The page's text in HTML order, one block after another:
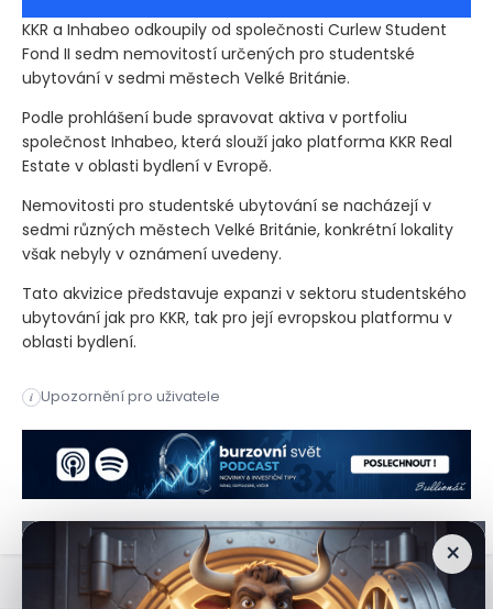
KKR a Inhabeo odkoupily od společnosti Curlew Student
Fond II sedm nemovitostí určených pro studentské
ubytování v sedmi městech Velké Británie.
Podle prohlášení bude spravovat aktiva v portfoliu
společnost Inhabeo, která slouží jako platforma KKR Real
Estate v oblasti bydlení v Evropě.
Nemovitosti pro studentské ubytování se nacházejí v
sedmi různých městech Velké Británie, konkrétní lokality
však nebyly v oznámení uvedeny.
Tato akvizice představuje expanzi v sektoru studentského
ubytování jak pro KKR, tak pro její evropskou platformu v
oblasti bydlení.
i Upozornění pro uživatele
KKR a Inhabeo odkoupily od společnosti Curlew Student
×